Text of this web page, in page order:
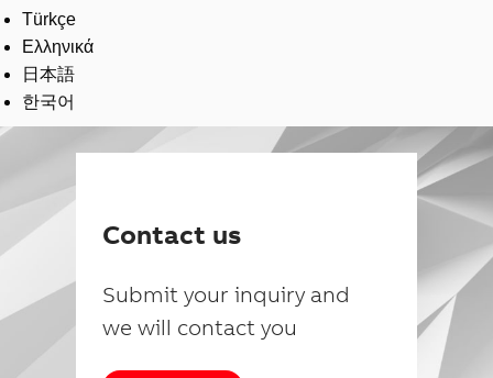
Türkçe
Ελληνικά
日本語
한국어
Contact us
Submit your inquiry and
we will contact you